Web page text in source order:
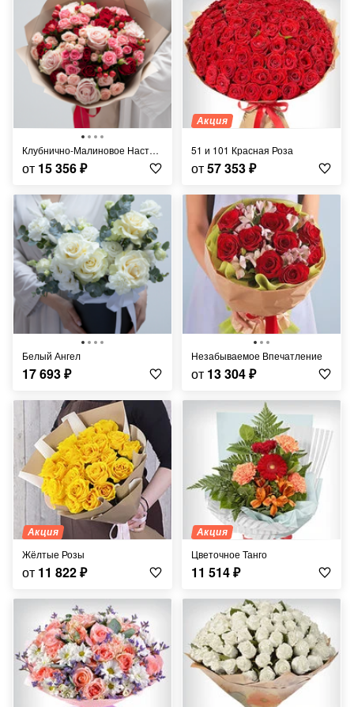
Клубнично-Малиновое Настроение
от 15 356₽
Акция
51 и 101 Красная Роза
от57 353₽
Белый Ангел
17 693₽
Незабываемое Впечатление
от 13 304₽
Акция
Жёлтые Розы
от 11 822₽
Акция
Цветочное Танго
11 514₽